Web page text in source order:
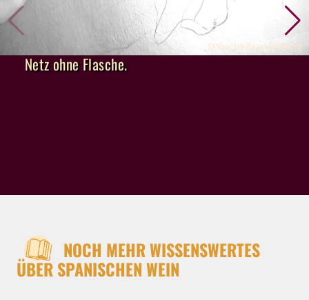
©Sascha Brandenburg
Netz ohne Flasche.
NOCH MEHR WISSENSWERTES
ÜBER SPANISCHEN WEIN